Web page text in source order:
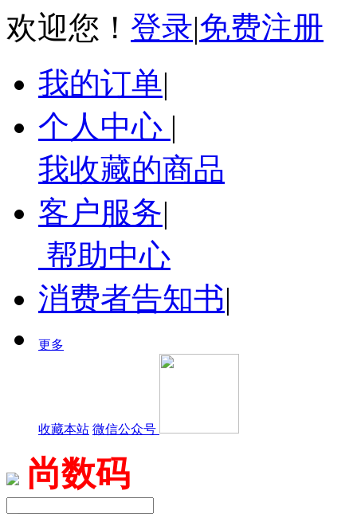
欢迎您！ 登录|免费注册
我的订单|
个人中心 |
我收藏的商品
客户服务|
帮助中心
消费者告知书|
更多
收藏本站 微信公众号
尚数码